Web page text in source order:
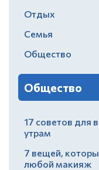
Отдых
Семья
Общество
Общество
17 советов для
утрам
7 вещей,
любой макияж